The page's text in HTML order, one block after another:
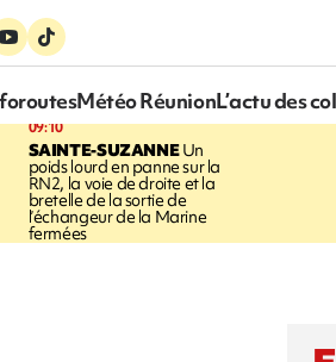
Météo RéunionL’actu des
09:10
SAINTE-SUZANNEUn
poids lourd en panne sur la
RN2, la voie de droite et la
bretelle de la sortie de
l’échangeur de la Marine
fermées